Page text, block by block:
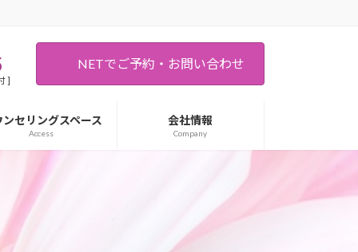
]
NETでご予約・お問い合わせ
ンセリングスペース
Access
会社情報
Company